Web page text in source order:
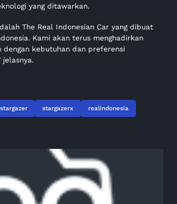
yang ditawarkan.
The Real Indonesian Car yang dibuat
Kami akan terus menghadirkan
dengan kebutuhan dan preferensi
jelasnya.
stargazer stargazerx realindonesia